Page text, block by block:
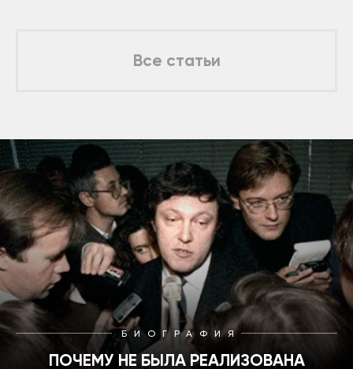
Все статьи
БИОГРАФИЯ
ПОЧЕМУ НЕ БЫЛА РЕАЛИЗОВАНА